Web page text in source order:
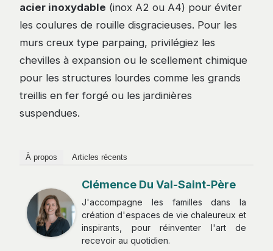
acier inoxydable (inox A2 ou A4) pour éviter
les coulures de rouille disgracieuses. Pour les
murs creux type parpaing, privilégiez les
chevilles à expansion ou le scellement chimique
pour les structures lourdes comme les grands
treillis en fer forgé ou les jardinières
suspendues.
À propos Articles récents
Clémence Du Val-Saint-Père
J'accompagne les familles dans la
création d'espaces de vie chaleureux et
inspirants, pour réinventer l'art de
recevoir au quotidien.